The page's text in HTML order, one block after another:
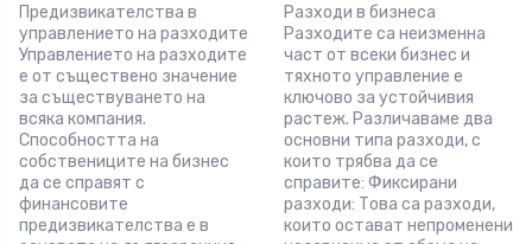
Предизвикателства в
управлението на разходите
Управлението на разходите
е от съществено значение
за съществуването на
всяка компания.
Способността на
собствениците на бизнес
да се справят с
финансовите
предизвикателства е в
Разходи в бизнеса
Разходите са неизменна
част от всеки бизнес и
тяхното управление е
ключово за устойчивия
растеж. Различаваме два
основни типа разходи, с
които трябва да се
справите: Фиксирани
разходи: Това са разходи,
които остават непроменени